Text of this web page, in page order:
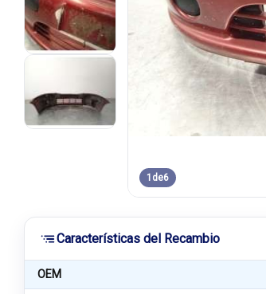
1 de6
Características del Recambio
OEM